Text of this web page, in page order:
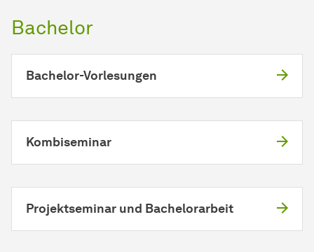
Bachelor
Bachelor-Vorlesungen
Kombiseminar
Projektseminar und Bachelorarbeit